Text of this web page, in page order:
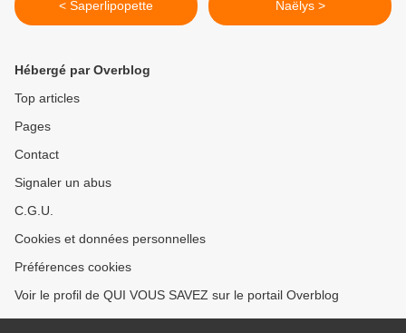
< Saperlipopette Naëlys >
Hébergé par Overblog
Top articles
Pages
Contact
Signaler un abus
C.G.U.
Cookies et données personnelles
Préférences cookies
Voir le profil de QUI VOUS SAVEZ sur le portail Overblog